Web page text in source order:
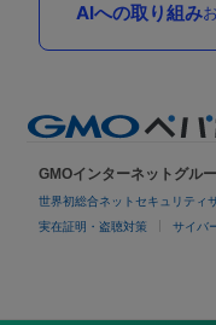
AIへの取り組み
GMOインターネットグル
世界初総合ネットセキュリティ
実在証明・盗聴対策 サイバ